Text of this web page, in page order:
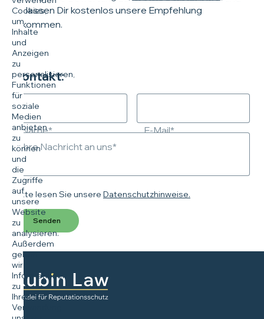
wir lassen Dir kostenlos unsere Empfehlung
zukommen.
Kontakt:
Name*
E-Mail*
Ihre Nachricht an uns*
Bitte lesen Sie unsere Datenschutzhinweise.
Senden
Cookies,
um
Inhalte
und
Anzeigen
zu
personalisieren,
Funktionen
für
soziale
Medien
anbieten
zu
können
und
die
Zugriffe
auf
unsere
Website
zu
analysieren.
Außerdem
geben
wir
Informationen
zu
Ihrer
Verwendung